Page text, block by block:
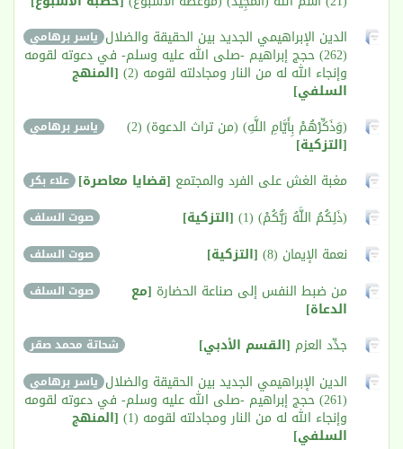
ياسر برهامي الدين الإبراهيمي الجديد بين الحقيقة والضلال
(262) حجج إبراهيم -صلى الله عليه وسلم- في دعوته لقومه
وإنجاء الله له من النار ومجادلته لقومه (2) [المنهج
السلفي]
ياسر برهامي (وَذَكِّرْهُمْ بِأَيَّامِ اللَّهِ) (من تراث الدعوة) (2)
[التزكية]
علاء بكر مغبة الغش على الفرد والمجتمع [قضايا معاصرة]
صوت السلف (ذَلِكُمُ اللَّهُ رَبُّكُمْ) (1) [التزكية]
صوت السلف نعمة الإيمان (8) [التزكية]
صوت السلف من ضبط النفس إلى صناعة الحضارة [مع
الدعاة]
شحاتة محمد صقر جدِّد العزم [القسم الأدبي]
ياسر برهامي الدين الإبراهيمي الجديد بين الحقيقة والضلال
(261) حجج إبراهيم -صلى الله عليه وسلم- في دعوته لقومه
وإنجاء الله له من النار ومجادلته لقومه (1) [المنهج
السلفي]